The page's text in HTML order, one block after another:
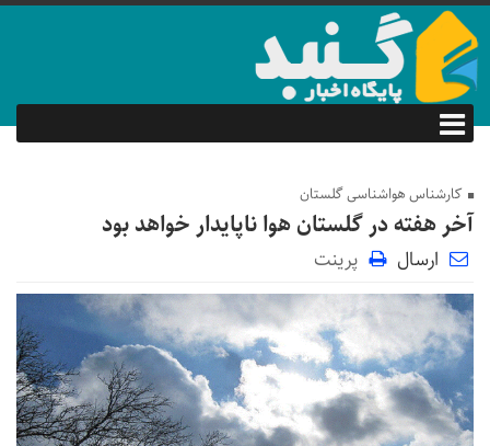
کارشناس هواشناسی گلستان
آخر هفته در گلستان هوا ناپایدار خواهد بود
ارسال پرینت